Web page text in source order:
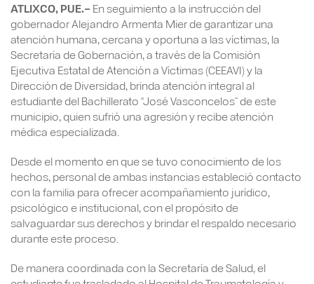
ATLIXCO, PUE.– En seguimiento a la instrucción del
gobernador Alejandro Armenta Mier de garantizar una
atención humana, cercana y oportuna a las víctimas, la
Secretaría de Gobernación, a través de la Comisión
Ejecutiva Estatal de Atención a Víctimas (CEEAVI) y la
Dirección de Diversidad, brinda atención integral al
estudiante del Bachillerato “José Vasconcelos” de este
municipio, quien sufrió una agresión y recibe atención
médica especializada.
Desde el momento en que se tuvo conocimiento de los
hechos, personal de ambas instancias estableció contacto
con la familia para ofrecer acompañamiento jurídico,
psicológico e institucional, con el propósito de
salvaguardar sus derechos y brindar el respaldo necesario
durante este proceso.
De manera coordinada con la Secretaría de Salud, el